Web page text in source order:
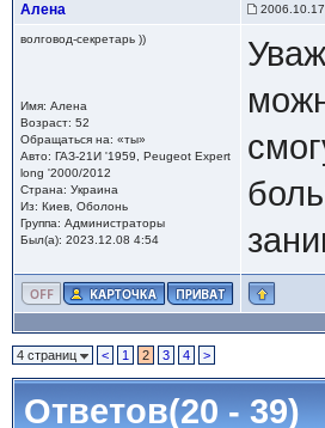
Алена
волговод-секретарь ))
Имя: Алена
Возраст: 52
Обращаться на: «ты»
Авто: ГАЗ-21И '1959, Peugeot Expert
long '2000/2012
Страна: Украина
Из: Киев, Оболонь
Группа: Администраторы
Был(а): 2023.12.08 4:54
4 страниц < 1 2 3 4 >
Ответов(20 - 39)